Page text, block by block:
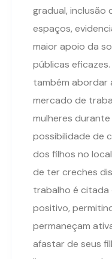
gradual, inclusão
espaços,
maior apoio da
públicas
também abordar
mercado de
mulheres
possibilidade de
dos filhos no
de ter creches
trabalho é citada
positivo,
permaneçam
afastar de seus